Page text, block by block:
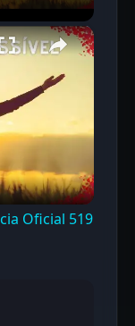
×
Oficial 519